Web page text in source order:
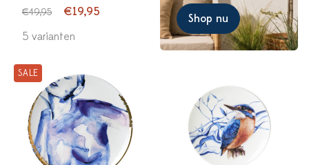
€49,95
€19,95
5 varianten
Shop nu
SALE